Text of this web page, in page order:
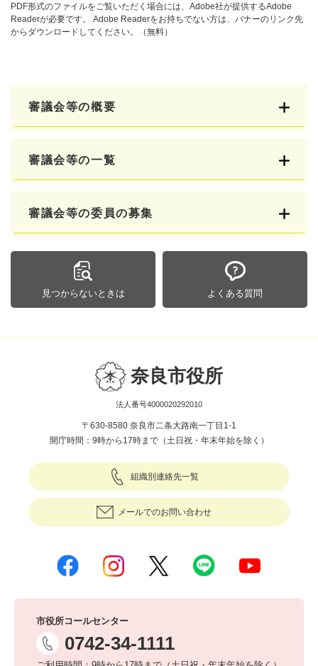
PDF形式のファイルをご覧いただく場合には、Adobe社が提供するAdobe
Readerが必要です。
Adobe Readerをお持ちでない方は、バナーのリンク先
からダウンロードしてください。（無料）
審議会等の概要
審議会等の一覧
審議会等の委員の募集
見つからないときは よくある質問
奈良市役所
法人番号4000020292010
〒630-8580 奈良市二条大路南一丁目1-1
開庁時間：9時から17時まで（土日祝・年末年始を除く）
組織別連絡先一覧
メールでのお問い合わせ
市役所コールセンター
0742-34-1111